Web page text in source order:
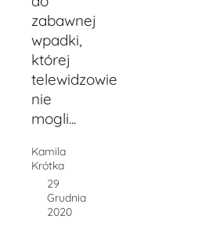
zabawnej
wpadki,
której
telewidzowie
nie
mogli...
Kamila
Krótka
29
Grudnia
2020